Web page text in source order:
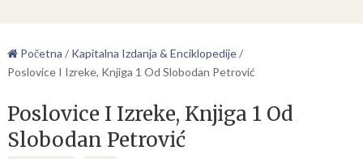
Početna / Kapitalna Izdanja & Enciklopedije/
Poslovice I Izreke, Knjiga 1 Od Slobodan Petrović
Poslovice I Izreke, Knjiga 1 Od
Slobodan Petrović